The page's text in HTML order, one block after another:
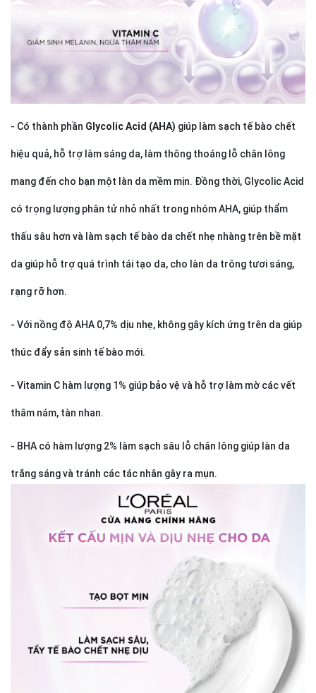
- Có thành phần Glycolic Acid (AHA) giúp làm sạch tế bào chết
hiệu quả, hỗ trợ làm sáng da, làm thông thoáng lỗ chân lông
mang đến cho bạn một làn da mềm mịn. Đồng thời, Glycolic Acid
có trọng lượng phân tử nhỏ nhất trong nhóm AHA, giúp thẩm
thấu sâu hơn và làm sạch tế bào da chết nhẹ nhàng trên bề mặt
da giúp hỗ trợ quá trình tái tạo da, cho làn da trông tươi sáng,
rạng rỡ hơn.
- Với nồng độ AHA 0,7% dịu nhẹ, không gây kích ứng trên da giúp
thúc đẩy sản sinh tế bào mới.
- Vitamin C hàm lượng 1% giúp bảo vệ và hỗ trợ làm mờ các vết
thâm nám, tàn nhan.
- BHA có hàm lượng 2% làm sạch sâu lỗ chân lông giúp làn da
trắng sáng và tránh các tác nhân gây ra mụn.